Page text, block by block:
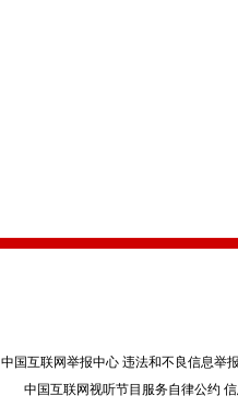
中国互联网举报中心违法和不良信息举
中国互联网视听节目服务自律公约